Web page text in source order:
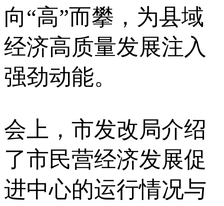
向“高”而攀，为县域
经济高质量发展注入
强劲动能。
会上，市发改局介绍
了市民营经济发展促
进中心的运行情况与